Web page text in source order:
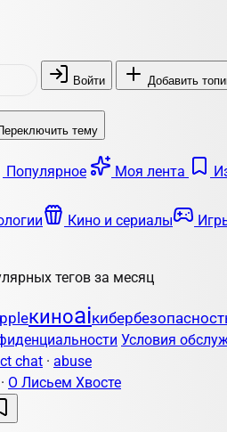
Войти Добавить
тему
Популярное Моя лента
Кино и сериалы
тегов за месяц
киноai
Условия
chat · abuse
О Лисьем Хвосте